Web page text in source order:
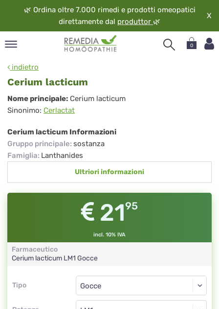
🌿 Ordina oltre 7.000 rimedi e prodotti omeopatici
direttamente dal produttor 🌿
X
0
indietro
Cerium lacticum
Cerium
lacticum
Nome principale: Cerium lacticum
Sinonimo: Cerlactat
Cerium lacticum Informazioni
Gruppo principale: sostanza
Famiglia: Lanthanides
Ultriori informazioni
2195
incl. 10% IVA
Farmaceutico
Cerium lacticum LM1 Gocce
Tipo
Tipo
Gocce